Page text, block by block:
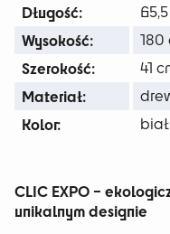
Długość:
Wysokość: 180
Szerokość: 41
Materiał:
Kolor:
CLIC EXPO –
unikalnym designie